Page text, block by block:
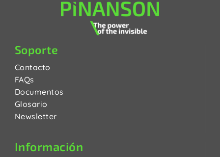
Soporte
Contacto
FAQs
Documentos
Glosario
Newsletter
Información